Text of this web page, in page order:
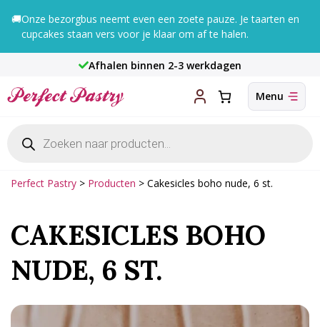
naar
🚚Onze bezorgbus neemt even een zoete pauze. Je taarten en
cupcakes staan vers voor je klaar om af te halen.
Afhalen binnen 2-3 werkdagen
zoeken
Perfect Pastry > Producten > Cakesicles boho nude, 6 st.
CAKESICLES BOHO
NUDE, 6 ST.